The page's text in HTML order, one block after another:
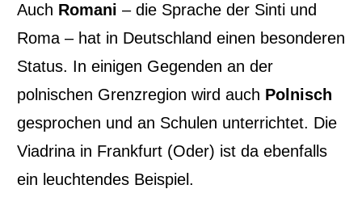
Auch Romani – die Sprache der Sinti und
Roma – hat in Deutschland einen besonderen
Status. In einigen Gegenden an der
polnischen Grenzregion wird auch Polnisch
gesprochen und an Schulen unterrichtet. Die
Viadrina in Frankfurt (Oder) ist da ebenfalls
ein leuchtendes Beispiel.